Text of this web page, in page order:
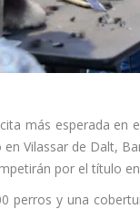
más esperada
Vilassar de Dalt,
por el título
perros y una